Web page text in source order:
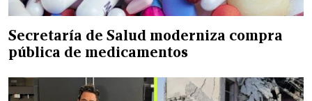
Secretaría de Salud moderniza compra
pública de medicamentos